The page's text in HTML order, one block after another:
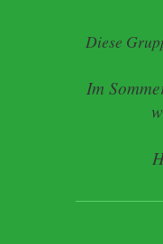
Diese
Im